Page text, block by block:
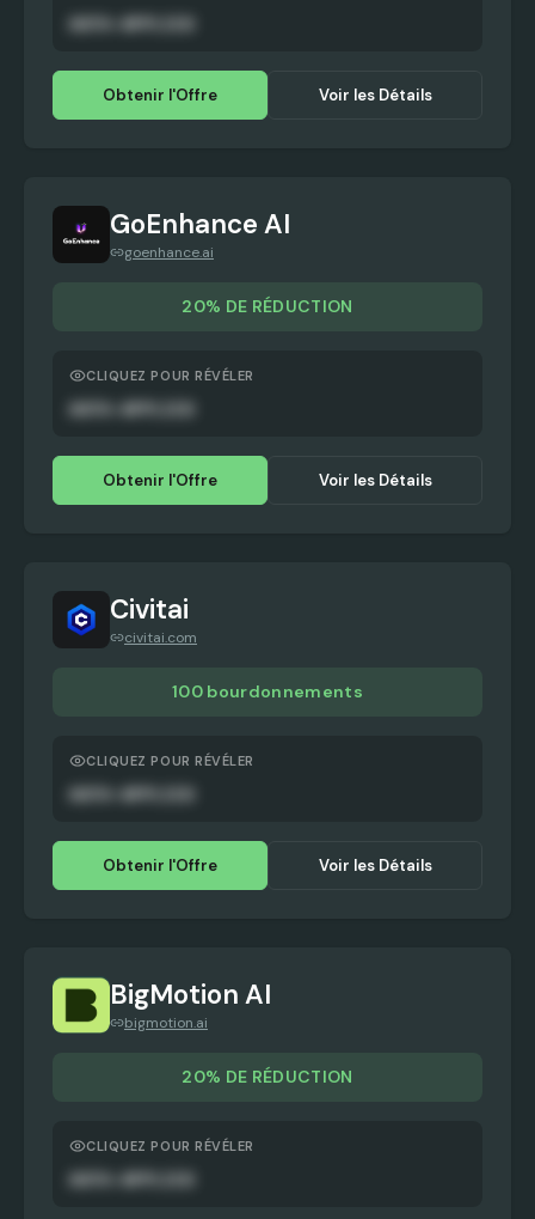
Obtenir l'Offre Voir les Détails
GoEnhance AI
goenhance.ai
20% DE RÉDUCTION
CLIQUEZ POUR RÉVÉLER
Obtenir l'Offre Voir les Détails
Civitai
civitai.com
100 bourdonnements
CLIQUEZ POUR RÉVÉLER
Obtenir l'Offre Voir les Détails
BigMotion AI
bigmotion.ai
20% DE RÉDUCTION
CLIQUEZ POUR RÉVÉLER